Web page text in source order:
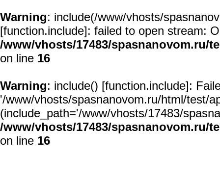
Warning: include(/www/vhosts/
[function.include]: failed to open stream:
/www/vhosts/17483/spasnanovom.ru/
on line 16
Warning: include() [function.include]:
'/www/vhosts/spasnanovom.ru/html/test/
(include_path='/www/vhosts/17483/
/www/vhosts/17483/spasnanovom.ru/
on line 16